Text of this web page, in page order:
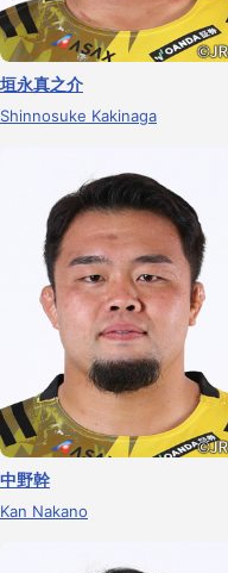
垣永真之介
Shinnosuke Kakinaga
中野幹
Kan Nakano